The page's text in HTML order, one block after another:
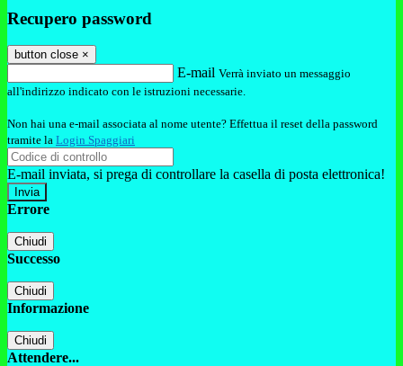
Recupero password
button close ×
E-mail Verrà inviato un messaggio
all'indirizzo indicato con le istruzioni necessarie.
Non hai una e-mail associata al nome utente? Effettua il reset della password
tramite la Login Spaggiari
E-mail inviata, si prega di controllare la casella di posta elettronica!
Errore
Chiudi
Successo
Chiudi
Informazione
Chiudi
Attendere...